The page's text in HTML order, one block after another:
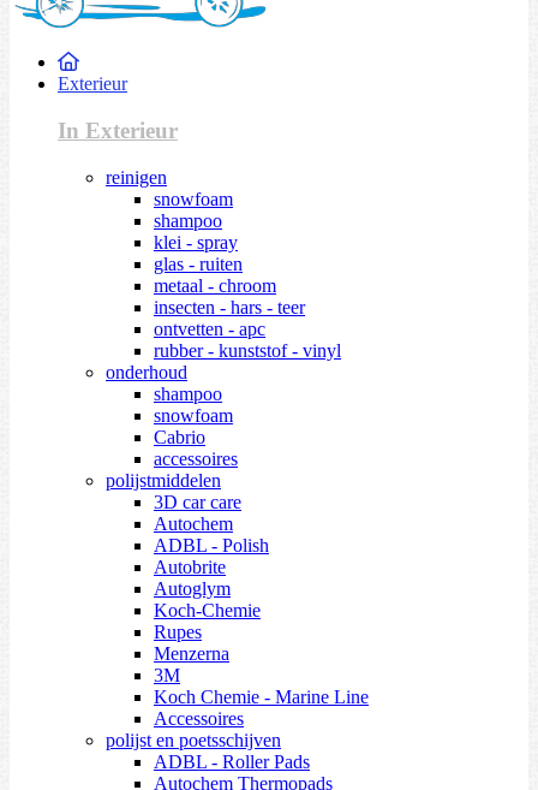
Exterieur
In Exterieur
reinigen
snowfoam
shampoo
klei - spray
glas - ruiten
metaal - chroom
insecten - hars - teer
ontvetten - apc
rubber - kunststof - vinyl
onderhoud
shampoo
snowfoam
Cabrio
accessoires
polijstmiddelen
3D car care
Autochem
ADBL - Polish
Autobrite
Autoglym
Koch-Chemie
Rupes
Menzerna
3M
Koch Chemie - Marine Line
Accessoires
polijst en poetsschijven
ADBL - Roller Pads
Autochem Thermopads